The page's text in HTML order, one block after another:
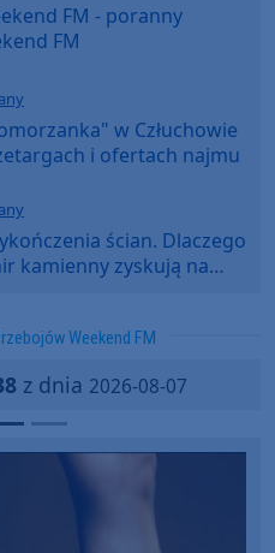
FM - poranny
FM
w Człuchowie
i ofertach najmu
ścian. Dlaczego
kamienny zyskują na
Weekend FM
z dnia 2026-08-07